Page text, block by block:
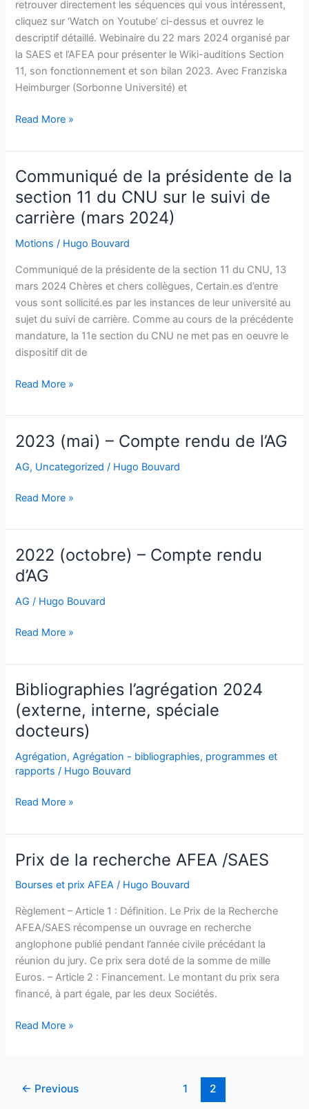
retrouver directement les séquences qui vous intéressent,
cliquez sur ‘Watch on Youtube’ ci-dessus et ouvrez le
descriptif détaillé. Webinaire du 22 mars 2024 organisé par
la SAES et l’AFEA pour présenter le Wiki-auditions Section
11, son fonctionnement et son bilan 2023. Avec Franziska
Heimburger (Sorbonne Université) et
Vidéo
webinaire
concernant
le
wiki-
audition
la
11e
section
Read More »
Communiqué de la présidente de la
section 11 du CNU sur le suivi de
carrière (mars 2024)
Motions / Hugo Bouvard
Communiqué de la présidente de la section 11 du CNU, 13
mars 2024 Chères et chers collègues, Certain.es d’entre
vous sont sollicité.es par les instances de leur université au
sujet du suivi de carrière. Comme au cours de la précédente
mandature, la 11e section du CNU ne met pas en oeuvre le
dispositif dit de
Communiqué
la
présidente
de
la
11
CNU
sur
suivi
de
(mars
Read More »
2023 (mai) – Compte rendu de l’AG
AG, Uncategorized / Hugo Bouvard
2023
–
Compte
rendu
de
l’AG
Read More »
2022 (octobre) – Compte rendu
d’AG
AG / Hugo Bouvard
2022
–
Compte
rendu
d’AG
Read More »
Bibliographies l’agrégation 2024
(externe, interne, spéciale
docteurs)
Agrégation,Agrégation - bibliographies, programmes et
rapports / Hugo Bouvard
Bibliographies
2024
(externe,
interne,
spéciale
Read More »
Prix de la recherche AFEA /SAES
Bourses et prix AFEA / Hugo Bouvard
Règlement – Article 1 : Définition. Le Prix de la Recherche
AFEA/SAES récompense un ouvrage en recherche
anglophone publié pendant l’année civile précédant la
réunion du jury. Ce prix sera doté de la somme de mille
Euros. – Article 2 : Financement. Le montant du prix sera
financé, à part égale, par les deux Sociétés.
Prix
AFEA
Read More »
← Previous 1 2